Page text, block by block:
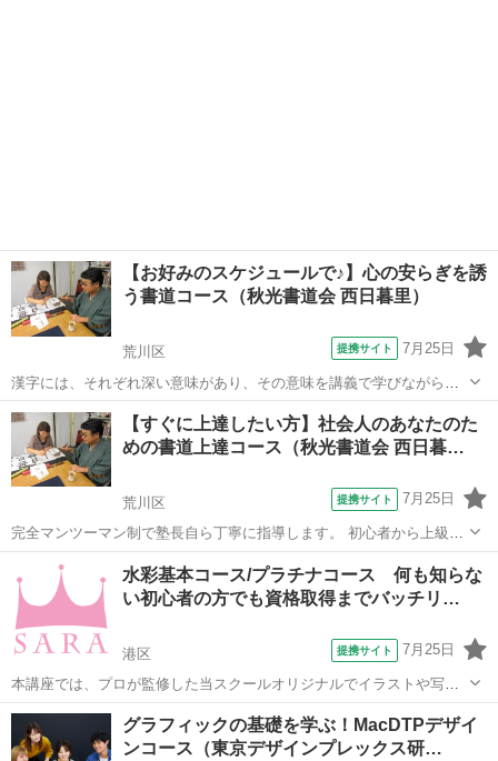
【お好みのスケジュールで♪】心の安らぎを誘
う書道コース（秋光書道会 西日暮里）
荒川区 提携サイト 7月25日
漢字には、それぞれ深い意味があり、その意味を講義で学びながら、
作品作りをするコースです。 例えば、平和の「和」は「なごみ」とい
う意味で、右側に書いてある「口」は、祈りの箱を表します。つま
り、品川の「品」は祈りの箱を３つ置いた...
東京 荒川区 その他
【すぐに上達したい方】社会人のあなたのた
めの書道上達コース（秋光書道会 西日暮…
荒川区 提携サイト 7月25日
完全マンツーマン制で塾長自ら丁寧に指導します。 初心者から上級者
まで、 その人に合わせて教授しますので、 安心して学んでいただけま
す。 書は自分磨きの年齢に関係ない高尚な趣味です。 皇室でも書の稽
古は大切な講義です。 ...
その他
水彩基本コース/プラチナコース 何も知らな
い初心者の方でも資格取得までバッチリ…
港区 提携サイト 7月25日
本講座では、プロが監修した当スクールオリジナルでイラストや写真
も添えた分かりやすいテキスト使用しています。 そのため、全く知識
が無い方からでも問題なく学ぶことができます。 プラチナコースの場
合、ご卒業と同時に資格が取得でき、...
東京 港区 デッサン
グラフィックの基礎を学ぶ！MacDTPデザイ
ンコース（東京デザインプレックス研…